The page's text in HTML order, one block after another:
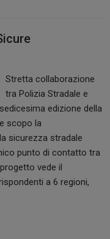
Stretta collaborazione
tra Polizia Stradale e
edizione della
scopo la
sicurezza stradale
punto di contatto tra
vede il
a 6 regioni,